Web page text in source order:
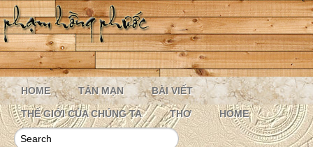
HOME TẢN MẠN BÀI VIẾT
THẾ GIỚI CỦA CHÚNG TA THƠ HOME